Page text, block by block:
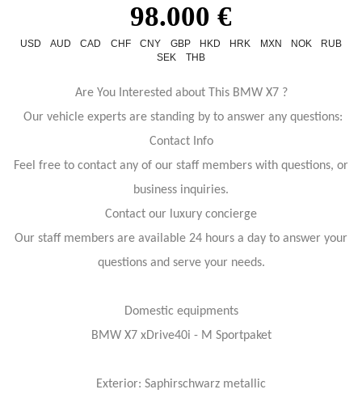
98.000 €
USD AUD CAD CHF CNY GBP HKD HRK MXN NOK
RUB
SEK
THB
Are You Interested about This BMW X7 ?
Our vehicle experts are standing by to answer any questions:
Contact Info
Feel free to contact any of our staff members with questions, or
business inquiries.
Contact our luxury concierge
Our staff members are available 24 hours a day to answer your
questions and serve your needs.
Domestic equipments
BMW X7 xDrive40i - M Sportpaket
Exterior: Saphirschwarz metallic